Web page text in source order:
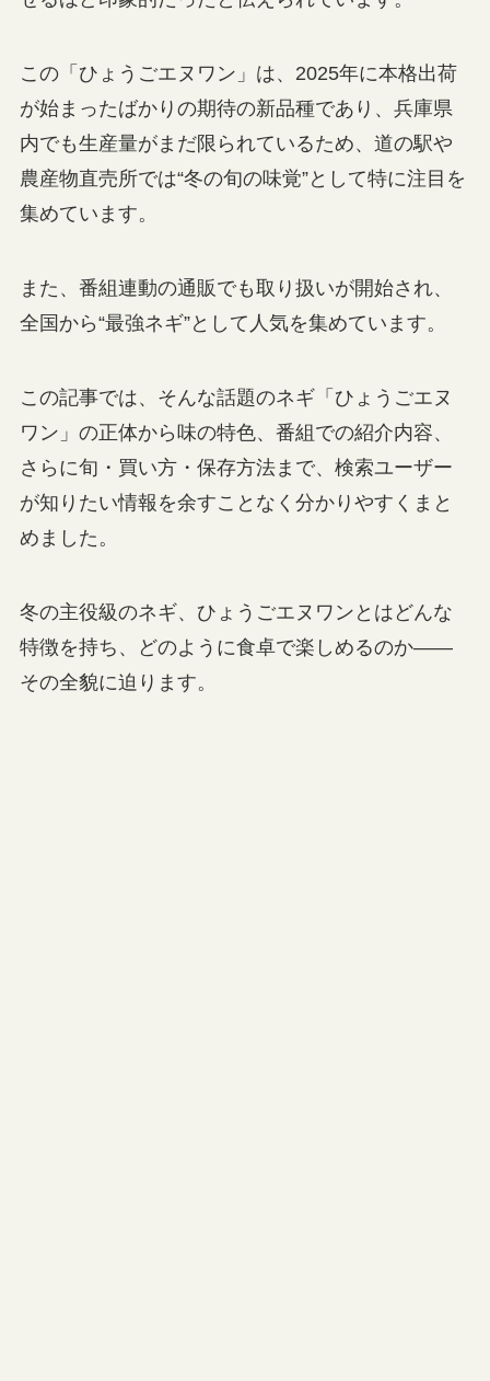
この「ひょうごエヌワン」は、2025年に本格出荷
が始まったばかりの期待の新品種であり、兵庫県
内でも生産量がまだ限られているため、道の駅や
農産物直売所では“冬の旬の味覚”として特に注目を
集めています。
また、番組連動の通販でも取り扱いが開始され、
全国から“最強ネギ”として人気を集めています。
この記事では、そんな話題のネギ「ひょうごエヌ
ワン」の正体から味の特色、番組での紹介内容、
さらに旬・買い方・保存方法まで、検索ユーザー
が知りたい情報を余すことなく分かりやすくまと
めました。
冬の主役級のネギ、ひょうごエヌワンとはどんな
特徴を持ち、どのように食卓で楽しめるのか――
その全貌に迫ります。